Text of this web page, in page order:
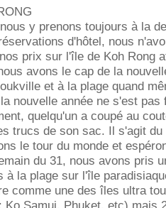
y prenons toujours à la
d'hôtel, nous
prix sur l'île de Koh Rong
avons le cap de la
et à la plage quand
nouvelle année ne s'est pas
quelqu'un a coupé au
trucs de son sac. Il s'agit
le tour du monde et
du 31, nous avons pris
à la plage sur l'île
comme une des îles ultra